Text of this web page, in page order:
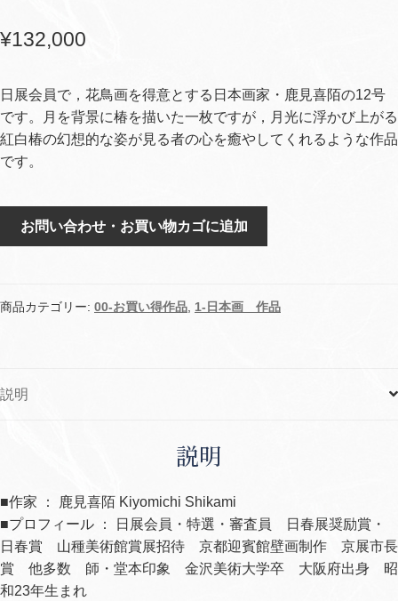
¥132,000
日展会員で，花鳥画を得意とする日本画家・鹿見喜陌の12号
です。月を背景に椿を描いた一枚ですが，月光に浮かび上がる
紅白椿の幻想的な姿が見る者の心を癒やしてくれるような作品
です。
お問い合わせ・お買い物カゴに追加
商品カテゴリー: 00-お買い得作品 1-日本画 作品
説明
説明
■作家 ： 鹿見喜陌 Kiyomichi Shikami
■プロフィール ： 日展会員・特選・審査員 日春展奨励賞・
日春賞 山種美術館賞展招待 京都迎賓館壁画制作 京展市長
賞 他多数 師・堂本印象 金沢美術大学卒 大阪府出身 昭
和23年生まれ